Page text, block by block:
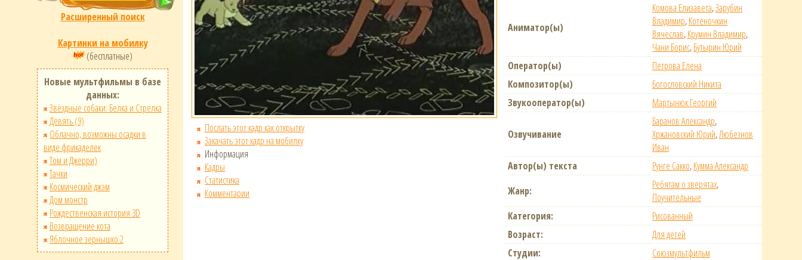
Расширенный поиск
Картинки на мобилку
(бесплатные)
Новые мультфильмы в базе
данных:
Звёздные собаки: Белка и Стрелка
Девять (9)
Облачно, возможны осадки в
виде фрикаделек
Том и Джерри)
Тачки
Космический джэм
Дом монстр
Рождественская история 3D
Возвращение кота
Яблочное зернышко 2
Послать этот кадр как открытку
Закачать этот кадр на мобилку
Информация
Кадры
Статистика
Комментарии
Аниматор(ы)
Комова Елизавета,Зарубин
Владимир,Котеночкин
Вячеслав,Крумин Владимир,
Чани Борис,Бутырин Юрий
Оператор(ы)
Петрова Елена
Композитор(ы)
Богословский Никита
Звукооператор(ы)
Мартынюк Георгий
Озвучивание
Баранов Александр,
Хржановский Юрий,Любезнов
Иван
Автор(ы) текста
Рунге Сакко,Кумма Александр
Жанр:
Ребятам о зверятах,
Поучительные
Категория:
Рисованный
Возраст:
Для детей
Студии:
Союзмультфильм